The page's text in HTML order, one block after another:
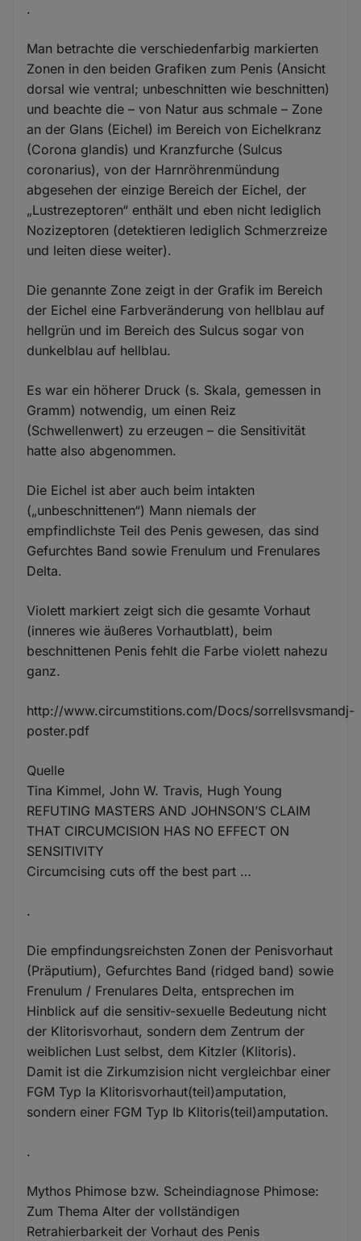
.
Man betrachte die verschiedenfarbig markierten
Zonen in den beiden Grafiken zum Penis (Ansicht
dorsal wie ventral; unbeschnitten wie beschnitten)
und beachte die – von Natur aus schmale – Zone
an der Glans (Eichel) im Bereich von Eichelkranz
(Corona glandis) und Kranzfurche (Sulcus
coronarius), von der Harnröhrenmündung
abgesehen der einzige Bereich der Eichel, der
„Lustrezeptoren“ enthält und eben nicht lediglich
Nozizeptoren (detektieren lediglich Schmerzreize
und leiten diese weiter).
Die genannte Zone zeigt in der Grafik im Bereich
der Eichel eine Farbveränderung von hellblau auf
hellgrün und im Bereich des Sulcus sogar von
dunkelblau auf hellblau.
Es war ein höherer Druck (s. Skala, gemessen in
Gramm) notwendig, um einen Reiz
(Schwellenwert) zu erzeugen – die Sensitivität
hatte also abgenommen.
Die Eichel ist aber auch beim intakten
(„unbeschnittenen“) Mann niemals der
empfindlichste Teil des Penis gewesen, das sind
Gefurchtes Band sowie Frenulum und Frenulares
Delta.
Violett markiert zeigt sich die gesamte Vorhaut
(inneres wie äußeres Vorhautblatt), beim
beschnittenen Penis fehlt die Farbe violett nahezu
ganz.
http://www.circumstitions.com/Docs/sorrellsvsmandj-
poster.pdf
Quelle
Tina Kimmel, John W. Travis, Hugh Young
REFUTING MASTERS AND JOHNSON’S CLAIM
THAT CIRCUMCISION HAS NO EFFECT ON
SENSITIVITY
Circumcising cuts off the best part …
.
Die empfindungsreichsten Zonen der Penisvorhaut
(Präputium), Gefurchtes Band (ridged band) sowie
Frenulum / Frenulares Delta, entsprechen im
Hinblick auf die sensitiv-sexuelle Bedeutung nicht
der Klitorisvorhaut, sondern dem Zentrum der
weiblichen Lust selbst, dem Kitzler (Klitoris).
Damit ist die Zirkumzision nicht vergleichbar einer
FGM Typ Ia Klitorisvorhaut(teil)amputation,
sondern einer FGM Typ Ib Klitoris(teil)amputation.
.
Mythos Phimose bzw. Scheindiagnose Phimose:
Zum Thema Alter der vollständigen
Retrahierbarkeit der Vorhaut des Penis